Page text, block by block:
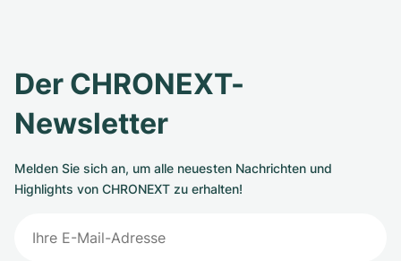
Der CHRONEXT-
Newsletter
Melden Sie sich an, um alle neuesten Nachrichten und
Highlights von CHRONEXT zu erhalten!